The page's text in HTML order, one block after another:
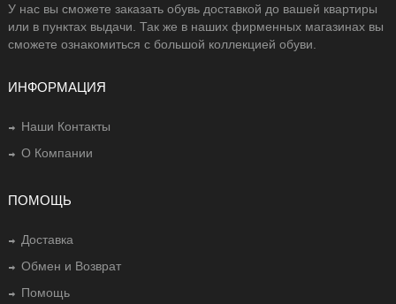
У нас вы сможете заказать обувь доставкой до вашей квартиры
или в пунктах выдачи. Так же в наших фирменных магазинах вы
сможете ознакомиться с большой коллекцией обуви.
ИНФОРМАЦИЯ
Наши Контакты
О Компании
ПОМОЩЬ
Доставка
Обмен и Возврат
Помощь